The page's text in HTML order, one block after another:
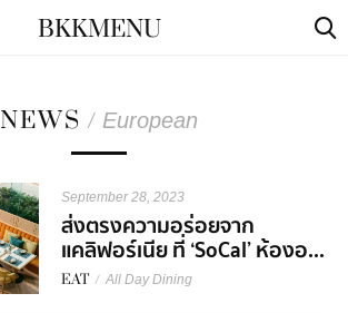
BKKMENU
NEWS / European
September 28, 2023
ส่งตรงความอร่อยจาก
แคลิฟอร์เนีย ที่ ‘SoCal’ ห้องอ...
EAT / All Day Dining